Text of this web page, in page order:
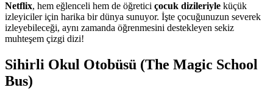
Netflix, hem eğlenceli hem de öğretici çocuk dizileriyle küçük
izleyiciler için harika bir dünya sunuyor. İşte çocuğunuzun severek
izleyebileceği, aynı zamanda öğrenmesini destekleyen sekiz
muhteşem çizgi dizi!
Sihirli Okul Otobüsü (The Magic School
Bus)